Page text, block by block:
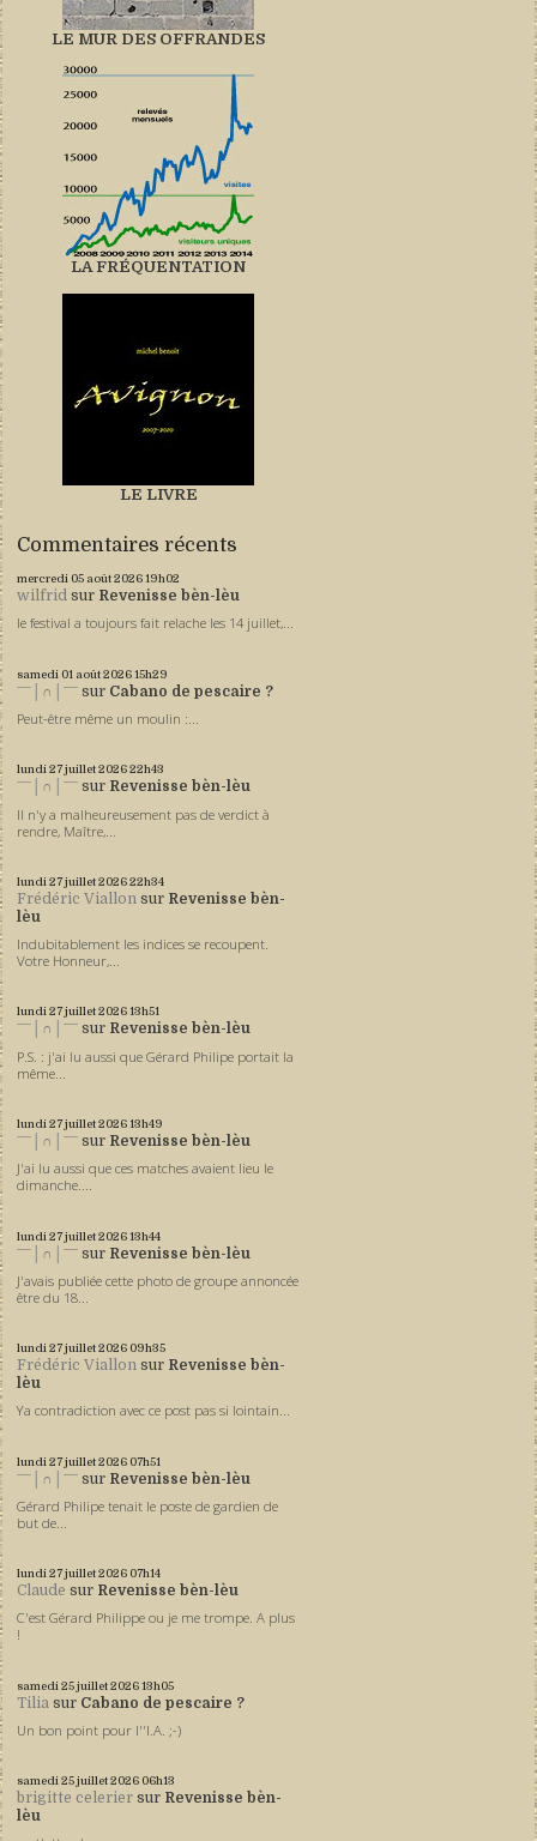
LE MUR DES OFFRANDES
LA FRÉQUENTATION
LE LIVRE
Commentaires récents
mercredi 05 août 202619h02
wilfrid sur Revenisse bèn-lèu
le festival a toujours fait relache les 14 juillet,...
samedi 01 août 202615h29
ˉˉˉ│∩│ˉˉˉ sur Cabano de pescaire ?
Peut-être même un moulin :...
lundi 27juillet 202622h43
ˉˉˉ│∩│ˉˉˉ sur Revenisse bèn-lèu
Il n'y a malheureusement pas de verdict à
rendre, Maître,...
lundi 27juillet 202622h34
Frédéric Viallon sur Revenisse bèn-
lèu
Indubitablement les indices se recoupent.
Votre Honneur,...
lundi 27juillet 202613h51
ˉˉˉ│∩│ˉˉˉ sur Revenisse bèn-lèu
P.S. : j'ai lu aussi que Gérard Philipe portait la
même...
lundi 27juillet 202613h49
ˉˉˉ│∩│ˉˉˉ sur Revenisse bèn-lèu
J'ai lu aussi que ces matches avaient lieu le
dimanche....
lundi 27juillet 202613h44
ˉˉˉ│∩│ˉˉˉ sur Revenisse bèn-lèu
J'avais publiée cette photo de groupe annoncée
être du 18...
lundi 27juillet 2026 09h35
Frédéric Viallon sur Revenisse bèn-
lèu
Ya contradiction avec ce post pas si lointain...
lundi 27juillet 2026 07h51
ˉˉˉ│∩│ˉˉˉ sur Revenisse bèn-lèu
Gérard Philipe tenait le poste de gardien de
but de...
lundi 27juillet 2026 07h14
Claude sur Revenisse bèn-lèu
C'est Gérard Philippe ou je me trompe. A plus
!
samedi 25juillet 202613h05
Tilia sur Cabano de pescaire ?
Un bon point pour l''I.A. ;-)
samedi 25juillet 2026 06h13
brigitte celerier sur Revenisse bèn-
lèu